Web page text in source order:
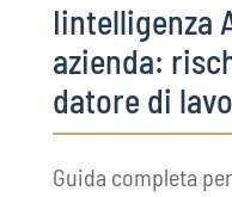
Iintelligenza
azienda:
datore di
Guida completa